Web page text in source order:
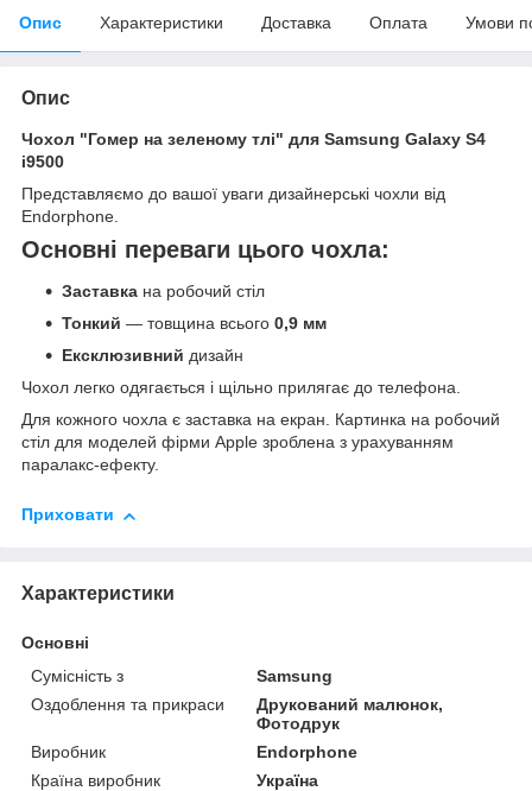
Опис Характеристики Доставка Оплата Умови
Опис
Чохол "Гомер на зеленому тлі" для Samsung Galaxy S4
i9500
Представляємо до вашої уваги дизайнерські чохли від
Endorphone.
Основні переваги цього чохла:
Заставка на робочий стіл
Тонкий — товщина всього 0,9 мм
Ексклюзивний дизайн
Чохол легко одягається і щільно прилягає до телефона.
Для кожного чохла є заставка на екран. Картинка на робочий
стіл для моделей фірми Apple зроблена з урахуванням
паралакс-ефекту.
Приховати
Характеристики
Основні
Сумісність з
Samsung
Оздоблення та прикраси
Друкований малюнок,
Фотодрук
Виробник
Endorphone
Країна виробник
Україна